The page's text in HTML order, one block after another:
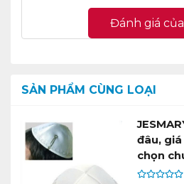
Đánh giá
SẢN PHẨM CÙNG LOẠI
đâu,
chọn